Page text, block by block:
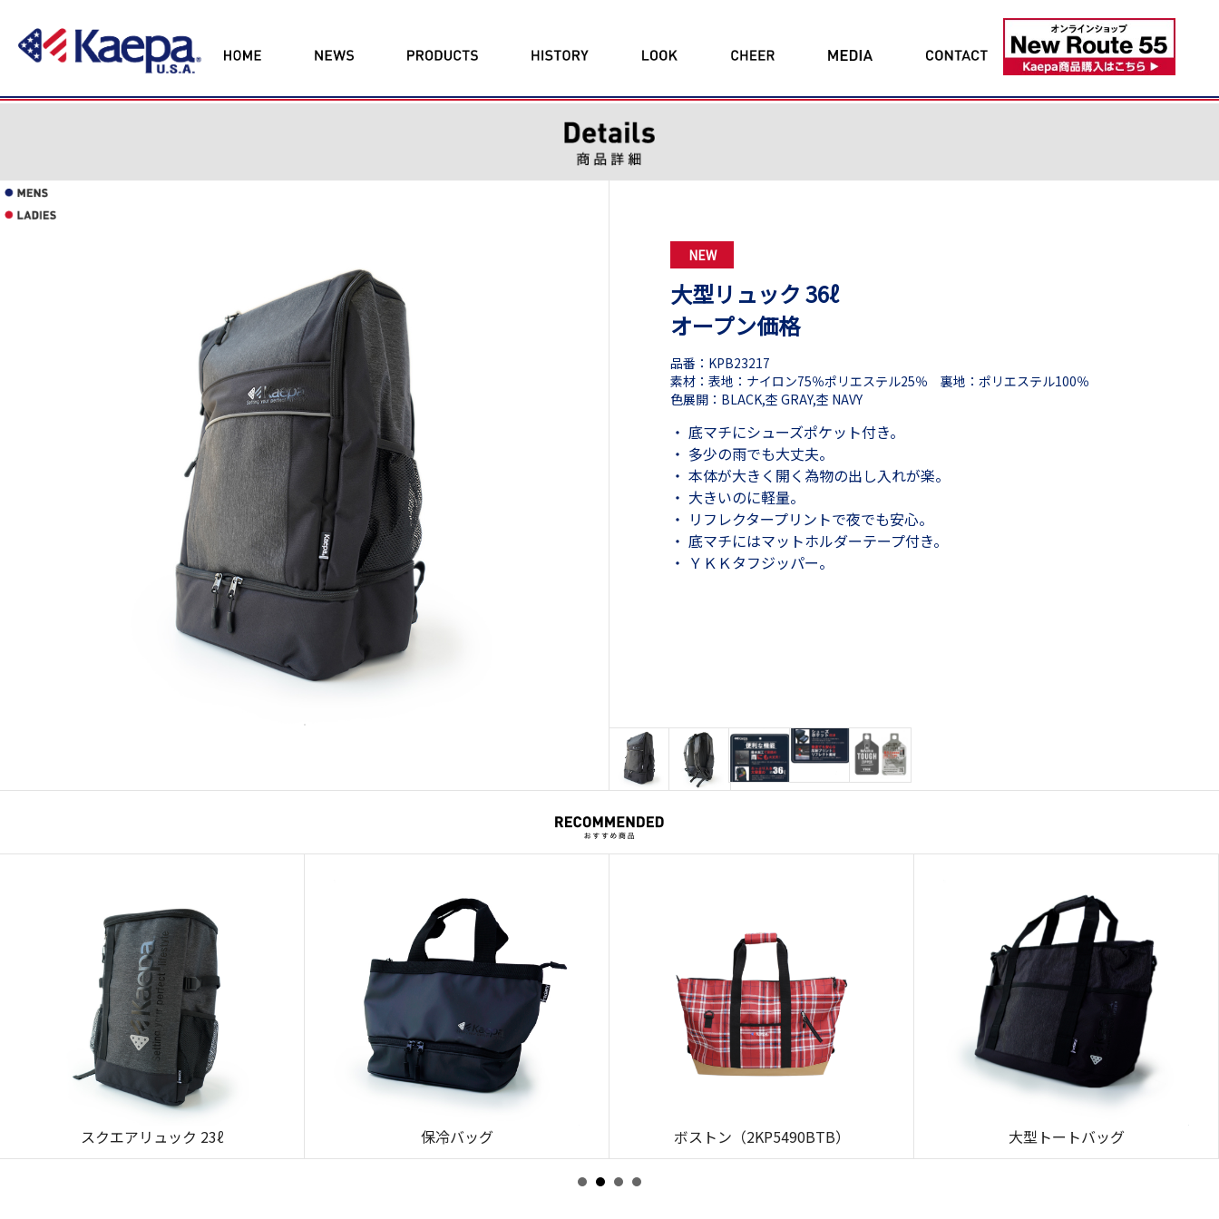
NEW
大型リュック 36ℓ
オープン価格
品番：KPB23217
素材：表地：ナイロン75％ポリエステル25％ 裏地：ポリエステル100％
色展開：BLACK,杢 GRAY,杢 NAVY
・ 底マチにシューズポケット付き。
・ 多少の雨でも大丈夫。
・ 本体が大きく開く為物の出し入れが楽。
・ 大きいのに軽量。
・ リフレクタープリントで夜でも安心。
・ 底マチにはマットホルダーテープ付き。
・ ＹＫＫタフジッパー。
スクエアリュック 23ℓ 保冷バッグ ボストン（2KP5490BTB） 大型トートバッグ